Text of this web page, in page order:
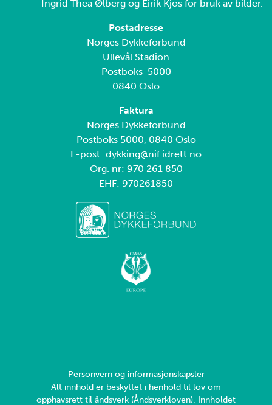
Ingrid Thea Ølberg og Eirik Kjos for bruk av bilder.
Postadresse
Norges Dykkeforbund
Ullevål Stadion
Postboks 5000
0840 Oslo
Faktura
Norges Dykkeforbund
Postboks 5000, 0840 Oslo
E-post: dykking@nif.idrett.no
Org. nr: 970 261 850
EHF: 970261850
Personvern og informasjonskapsler
Alt innhold er beskyttet i henhold til lov om
opphavsrett til åndsverk (Åndsverkloven). Innholdet